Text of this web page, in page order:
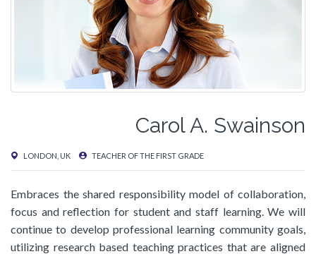
Carol A. Swainson
LONDON, UK TEACHER OF THE FIRST GRADE
Embraces the shared responsibility model of collaboration,
focus and reflection for student and staff learning. We will
continue to develop professional learning community goals,
utilizing research based teaching practices that are aligned